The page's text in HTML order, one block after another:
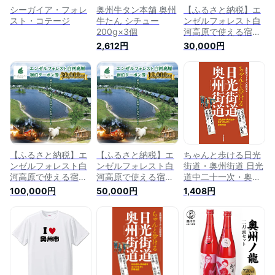
シーガイア・フォレ
スト・コテージ
奥州牛タン本舗 奥州
牛たん シチュー
200g×3個
2,612円
【ふるさと納税】エ
ンゼルフォレスト白
河高原で使える宿泊
クーポン券（9000
円相当） ペット コ
テージ サウナ グラ
ンピング キャンプ
スパ ドッグラン
F21T-096
30,000円
【ふるさと納税】エ
ンゼルフォレスト白
河高原で使える宿泊
クーポン券（30000
円相当） ペット コ
テージ サウナ グラ
ンピング キャンプ
スパ ドッグラン
F21T-099
100,000円
【ふるさと納税】エ
ンゼルフォレスト白
河高原で使える宿泊
クーポン券（15000
円相当） ペット コ
テージ サウナ グラ
ンピング キャンプ
スパ ドッグラン
F21T-098
50,000円
ちゃんと歩ける日光
街道・奥州街道 日光
道中二十一次・奥州
道中十次
1,408円